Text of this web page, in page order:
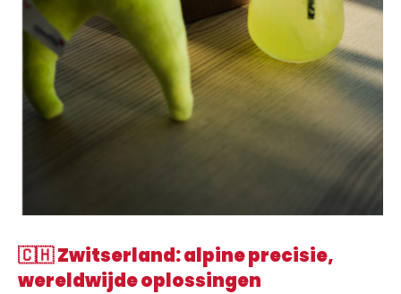
🇨🇭Zwitserland: alpine precisie,
wereldwijde oplossingen